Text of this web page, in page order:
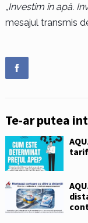
„Investim în apă.
mesajul transmis
Te-ar putea